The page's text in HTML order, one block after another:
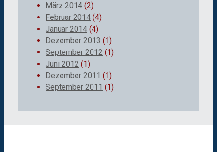
März 2014 (2)
Februar 2014 (4)
Januar 2014 (4)
Dezember 2013 (1)
September 2012 (1)
Juni 2012 (1)
Dezember 2011 (1)
September 2011 (1)